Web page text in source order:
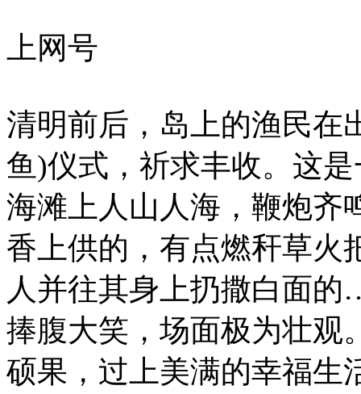
上网号
清明前后，岛上的渔民在
鱼)仪式，祈求丰收。这
海滩上人山人海，鞭炮齐
香上供的，有点燃秆草火
人并往其身上扔撒白面
捧腹大笑，场面极为壮观
硕果，过上美满的幸福生